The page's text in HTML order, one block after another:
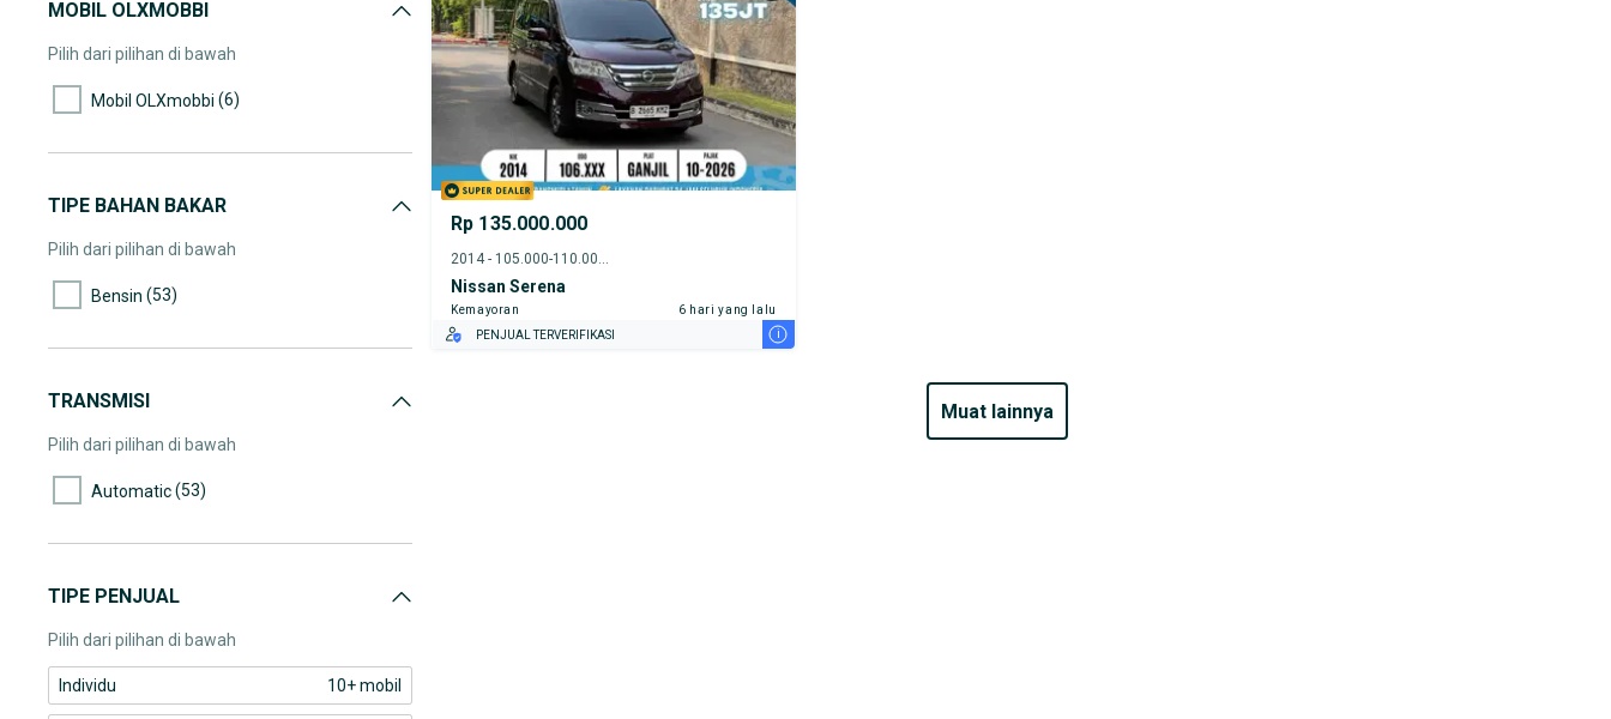
85.000-90.000
90.000-95.000(4)
110.000-115.000(3)
115.000-120.000 (2)
(5)
145.000-150.000
MOBIL OLXMOBBI
Pilih dari pilihan di bawah
Mobil OLXmobbi (6)
TIPE BAHAN BAKAR
Pilih dari pilihan di bawah
Bensin (53)
TRANSMISI
Pilih dari pilihan di bawah
Automatic(53)
TIPE PENJUAL
Pilih dari pilihan di bawah
Individu 10+ mobil
Rp 135.000.000
2014 - 105.000-110.000 km
Nissan Serena
Kemayoran
6 hari yang lalu
PENJUAL TERVERIFIKASI
i
muat lainnya